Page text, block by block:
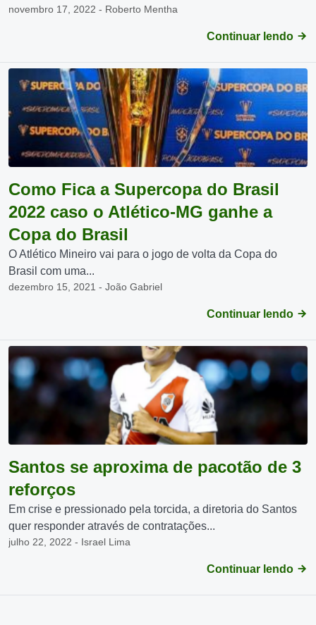
novembro 17, 2022 - Roberto Mentha
Continuar lendo
Como Fica a Supercopa do Brasil
2022 caso o Atlético-MG ganhe a
Copa do Brasil
O Atlético Mineiro vai para o jogo de volta da Copa do
Brasil com uma...
dezembro 15, 2021 - João Gabriel
Continuar lendo
Santos se aproxima de pacotão de 3
reforços
Em crise e pressionado pela torcida, a diretoria do Santos
quer responder através de contratações...
julho 22, 2022 - Israel Lima
Continuar lendo